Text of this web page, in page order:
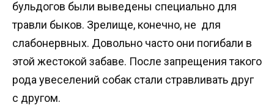
бульдогов были выведены специально для
травли быков. Зрелище, конечно, не для
слабонервных. Довольно часто они погибали в
этой жестокой забаве. После запрещения такого
рода увеселений собак стали стравливать друг
с другом.